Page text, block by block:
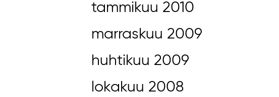
tammikuu 2010
marraskuu 2009
huhtikuu 2009
lokakuu 2008